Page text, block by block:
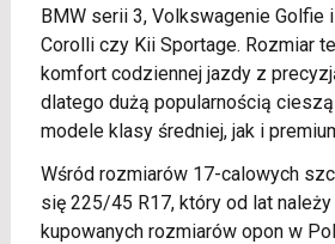
BMW serii 3, Volkswagenie Golfie
Corolli czy Kii Sportage. Rozmiar
komfort codziennej jazdy z
dlatego dużą popularnością
modele klasy średniej, jak i
Wśród rozmiarów 17-calowych
się 225/45 R17, który od lat
kupowanych rozmiarów opon w